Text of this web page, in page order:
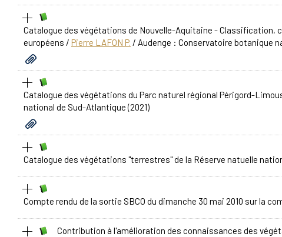
Catalogue des végétations de Nouvelle-Aquitaine - Classification,
européens / Pierre LAFON P. / Audenge : Conservatoire botanique
Catalogue des végétations du Parc naturel régional Périgord-
national de Sud-Atlantique (2021)
Catalogue des végétations "terrestres" de la Réserve natuelle
Compte rendu de la sortie SBCO du dimanche 30 mai 2010 sur la
Contribution à l'amélioration des connaissances des